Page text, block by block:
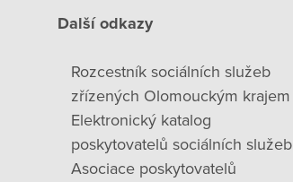
Další odkazy
Rozcestník sociálních služeb
zřízených Olomouckým krajem
Elektronický katalog
poskytovatelů sociálních služeb
Asociace poskytovatelů